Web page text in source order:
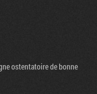
ostentatoire de bonne